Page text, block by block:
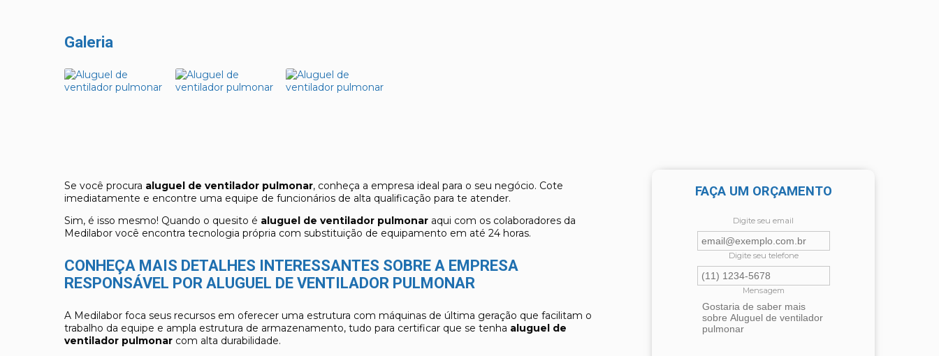
Galeria
Se você procura aluguel de ventilador pulmonar, conheça a empresa ideal para o seu negócio. Cote
imediatamente e encontre uma equipe de funcionários de alta qualificação para te atender.
Sim, é isso mesmo! Quando o quesito é aluguel de ventilador pulmonar aqui com os colaboradores da
Medilabor você encontra tecnologia própria com substituição de equipamento em até 24 horas.
CONHEÇA MAIS DETALHES INTERESSANTES SOBRE A EMPRESA
RESPONSÁVEL POR ALUGUEL DE VENTILADOR PULMONAR
A Medilabor foca seus recursos em oferecer uma estrutura com máquinas de última geração que facilitam o
trabalho da equipe e ampla estrutura de armazenamento, tudo para certificar que se tenha aluguel de
ventilador pulmonar com alta durabilidade.
FAÇA UM ORÇAMENTO
Digite seu email
Digite seu telefone
Mensagem